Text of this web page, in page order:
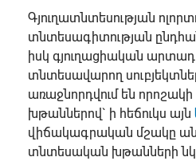
Գյուղատնտեսության
տնտեսագիտության
իսկ գյուղացիական
տնտեսավարող
առաջնորդվում են
խթաններով` ի հեճուկս այն
վիճակագրական մշակը
տնտեսական խթանների